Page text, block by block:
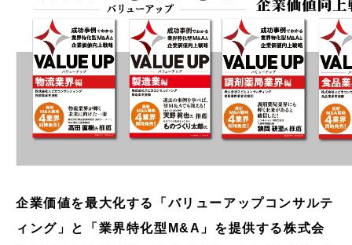
企業価値を最大化する「バリューアップコンサルテ
ィング」と「業界特化型M&A」を提供する株式会